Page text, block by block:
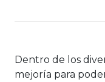
Dentro de los
mejoría para